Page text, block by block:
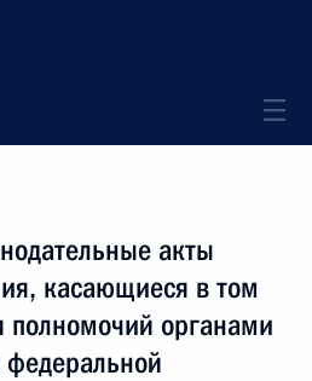
акты
касающиеся в том
полномочий органами
федеральной